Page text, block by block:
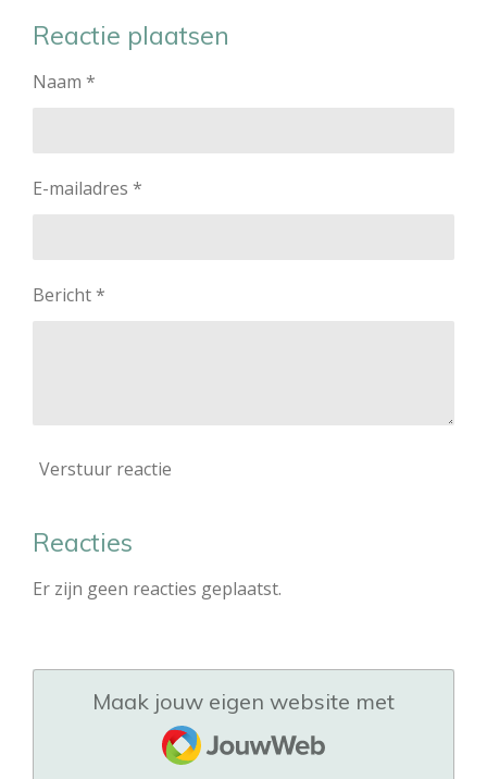
e
n
l
r
e
e
n
Reactie plaatsen
Naam *
E-mailadres *
Bericht *
Verstuur reactie
Reacties
Er zijn geen reacties geplaatst.
Maak jouw eigen website met
JouwWeb